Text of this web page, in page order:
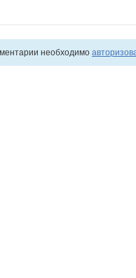
необходимо